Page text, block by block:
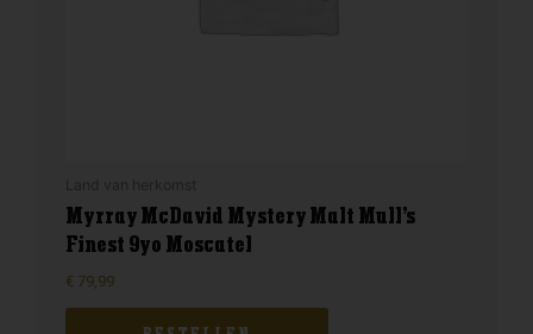
Myrray McDavid Mystery Malt Mull’s
Finest 9yo Moscatel
€ 79,99